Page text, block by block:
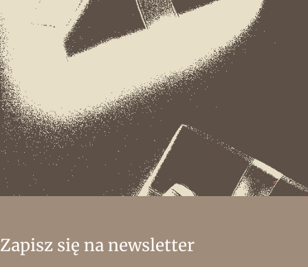
Zapisz się na newsletter